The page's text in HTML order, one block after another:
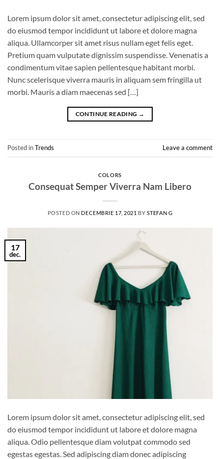
Lorem ipsum dolor sit amet, consectetur adipiscing elit, sed
do eiusmod tempor incididunt ut labore et dolore magna
aliqua. Ullamcorper sit amet risus nullam eget felis eget.
Pretium quam vulputate dignissim suspendisse. Venenatis a
condimentum vitae sapien pellentesque habitant morbi.
Nunc scelerisque viverra mauris in aliquam sem fringilla ut
morbi. Mauris a diam maecenas sed […]
CONTINUE READING →
Posted inTrends Leave a comment
COLORS
Consequat Semper Viverra Nam Libero
POSTED ON DECEMBRIE 17, 2021 BY STEFAN G
17
dec.
Lorem ipsum dolor sit amet, consectetur adipiscing elit, sed
do eiusmod tempor incididunt ut labore et dolore magna
aliqua. Odio pellentesque diam volutpat commodo sed
egestas egestas. Sed adipiscing diam donec adipiscing